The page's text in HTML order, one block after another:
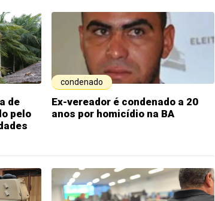
de
pelo
condenado
Ex-vereador é condenado a 20
anos por homicídio na BA